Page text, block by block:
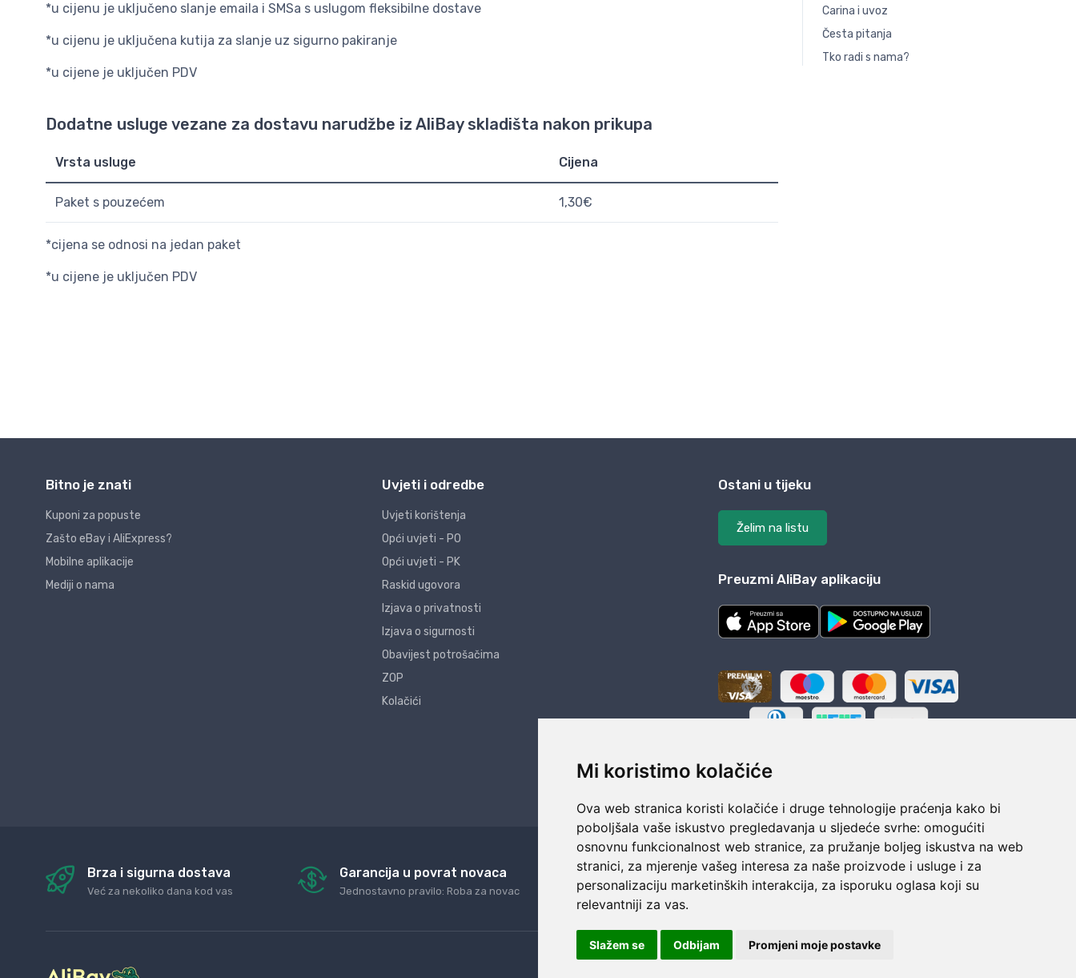
Mi koristimo kolačiće
Ova web stranica koristi kolačiće i druge tehnologije praćenja kako bi
poboljšala vaše iskustvo pregledavanja u sljedeće svrhe: omogućiti
osnovnu funkcionalnost web stranice, za pružanje boljeg iskustva na web
stranici, za mjerenje vašeg interesa za naše proizvode i usluge i za
personalizaciju marketinških interakcija, za isporuku oglasa koji su
relevantniji za vas.
Slažem se Odbijam Promjeni moje postavke
*u cijenu je uključeno slanje emaila i SMSa s uslugom fleksibilne dostave
*u cijenu je uključena kutija za slanje uz sigurno pakiranje
*u cijene je uključen PDV
Dodatne usluge vezane za dostavu narudžbe iz AliBay skladišta nakon prikupa
Vrsta usluge Cijena
Paket s pouzećem 1,30€
*cijena se odnosi na jedan paket
*u cijene je uključen PDV
Carina i uvoz
Česta pitanja
Tko radi s nama?
Bitno je znati
Kuponi za popuste
Zašto eBay i AliExpress?
Mobilne aplikacije
Mediji o nama
Uvjeti i odredbe
Uvjeti korištenja
Opći uvjeti - PO
Opći uvjeti - PK
Raskid ugovora
Izjava o privatnosti
Izjava o sigurnosti
Obavijest potrošačima
ZOP
Kolačići
Ostani u tijeku
Želim na listu
Preuzmi AliBay aplikaciju
Brza i sigurna dostava
Već za nekoliko dana kod vas
Garancija u povrat novaca
Jednostavno pravilo: Roba za novac
24/7 odlična podrška
Naši agenti uvijek na raspolaganju
Sigurno obročno plaćanje
Do 24 rata bez kamata